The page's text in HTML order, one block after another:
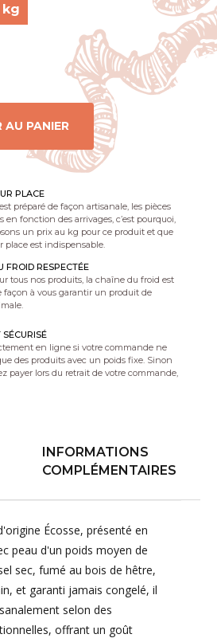
AU PANIER
PLACE
préparé de façon artisanale, les pièces
en fonction des arrivages, c’est pourquoi,
un prix au kg pour ce produit et que
place est indispensable.
FROID RESPECTÉE
tous nos produits, la chaîne du froid est
façon à vous garantir un produit de
en ligne si votre commande ne
des produits avec un poids fixe. Sinon
payer lors du retrait de votre commande,
INFORMATIONS
COMPLÉMENTAIRES
Écosse, présenté en
peau d'un poids moyen de
sec, fumé au bois de hêtre,
et garanti jamais congelé, il
selon des
offrant un goût